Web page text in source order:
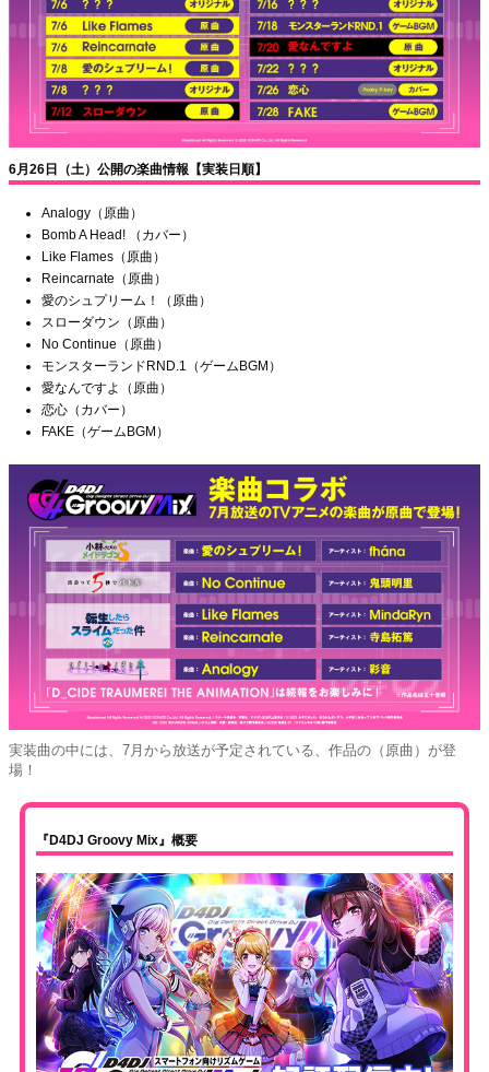
6月26日（土）公開の楽曲情報【実装日順】
Analogy（原曲）
Bomb A Head! （カバー）
Like Flames（原曲）
Reincarnate（原曲）
愛のシュプリーム！（原曲）
スローダウン（原曲）
No Continue（原曲）
モンスターランドRND.1（ゲームBGM）
愛なんですよ（原曲）
恋心（カバー）
FAKE（ゲームBGM）
実装曲の中には、7月から放送が予定されている、作品の（原曲）が登
場！
『D4DJ Groovy Mix』概要